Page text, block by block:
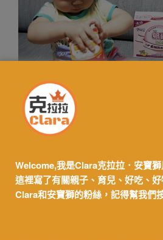
餵母乳的媽媽們都知道，一旦熱量
就會退奶，所以在親餵的期間必需
【媽媽食補】白蘭氏鷄精，
鷄精入菜好吃又健康，營養
Welcome,我是Clara克拉拉．安寶
這裡寫了有關親子、育兒、好吃、
Clara和安寶獅的粉絲，記得幫我們